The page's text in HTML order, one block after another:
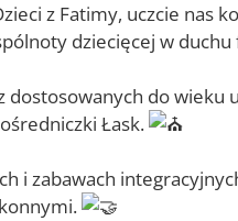
z Fatimy, uczcie nas
dziecięcej w
dostosowanych do wieku
Łask.
i zabawach